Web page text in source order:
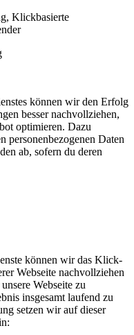
Klickbasierte
können wir den Erfolg
besser nachvollziehen,
optimieren. Dazu
personenbezogenen Daten
ab, sofern du deren
können wir das Klick-
Webseite nachvollziehen
Webseite zu
insgesamt laufend zu
setzen wir auf dieser